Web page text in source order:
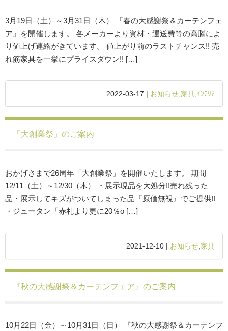
3月19日（土）～3月31日（木） 『春の大感謝祭＆カーテンフェ
ア』を開催します。 各メーカーより資材・運送費等の高騰によ
り値上げ連絡がきています。 値上がり前のラストチャンス!! 売
れ筋家具を一挙にプライスダウン!! […]
2022-03-17 | お知らせ 家具 ｲﾝﾃﾘｱ
「大創業祭」のご案内
おかげさまで26周年「大創業祭」を開催いたします。 期間
12/11（土）～12/30（木） ・展示現品を大処分!!売れ残った
品・展示してキズがついてしまった品『原価無視』でご提供!!
・ジュータン「赤札より更に20％o […]
2021-12-10 | お知らせ 家具
『秋の大感謝祭＆カーテンフェア』のご案内
10月22日（金）～10月31日（日） 『秋の大感謝祭＆カーテンフ